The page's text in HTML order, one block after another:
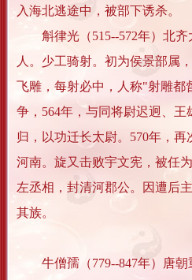
入海北逃途中，被部下诱杀。
斛律光（515--572年）北齐
人。少工骑射。初为侯景部属
飞雕，每射必中，人称"射雕都
争，564年，与同将尉迟迥、
归，以功迁长太尉。570年，
河南。旋又击败宇文宪，被任
左丞相，封清河郡公。因遭后
其族。
牛僧孺（779--847年）唐朝